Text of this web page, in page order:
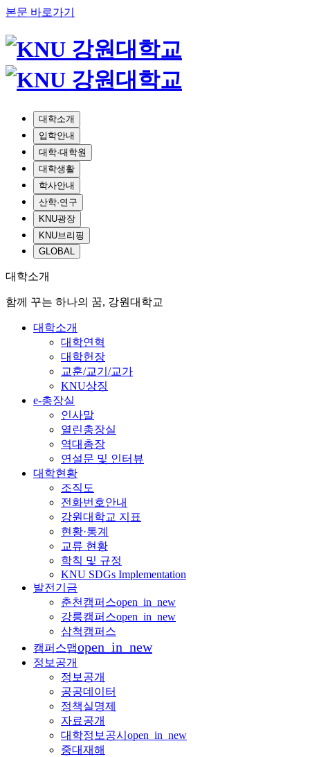
본문 바로가기
대학소개
입학안내
대학·대학원
대학생활
학사안내
산학·연구
KNU광장
KNU브리핑
GLOBAL
대학소개
함께 꾸는 하나의 꿈, 강원대학교
대학소개
대학연혁
대학헌장
교훈/교기/교가
KNU상징
e-총장실
인사말
열린총장실
역대총장
연설문 및 인터뷰
대학현황
조직도
전화번호안내
강원대학교 지표
현황·통계
교류 현황
학칙 및 규정
KNU SDGs Implementation
발전기금
춘천캠퍼스open_in_new
강릉캠퍼스open_in_new
삼척캠퍼스
캠퍼스맵open_in_new
정보공개
정보공개
공공데이터
정책실명제
자료공개
대학정보공시 open_in_new
중대재해